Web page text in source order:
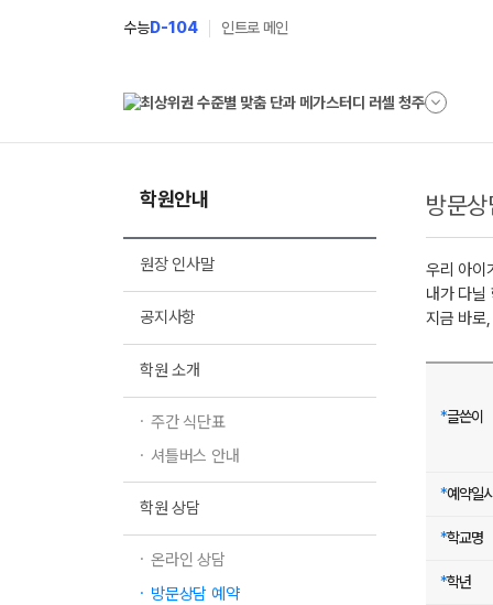
수능D-104 인트로 메인
학원안내
원장 인사말
공지사항
학원 소개
주간 식단표
셔틀버스 안내
학원 상담
온라인 상담
방문상담 예약
방문
우리 아이
내가 다닐
지금 바로
*글쓴이
*예약일
*학교명
*학년